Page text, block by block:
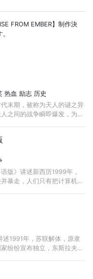
FROM EMBER】制作決
热血 励志 历史
末期，被称为天人的谜之异
之间的战争瞬即爆发，为数
版》讲述新西历1999年，
暴走，人们只有把计算机和
1991年，苏联解体，原隶
纷纷宣布独立，东斯拉夫共